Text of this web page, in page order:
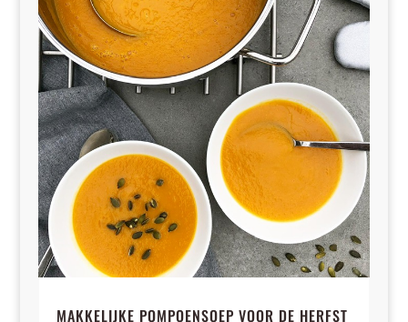
MAKKELIJKE POMPOENSOEP VOOR DE HERFST